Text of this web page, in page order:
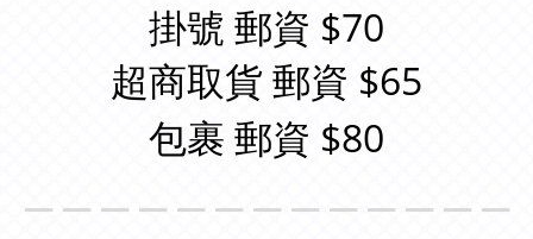
掛號 郵資 $70
超商取貨 郵資 $65
包裹 郵資 $80